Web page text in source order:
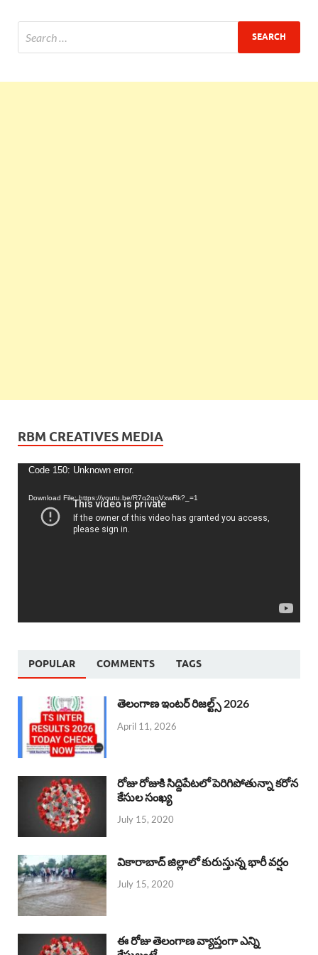
RBM CREATIVES MEDIA
Video
Code 150: Unknown error.
Download File: https://youtu.be/R7o2qoVxwRk?_=1
POPULAR COMMENTS TAGS
తెలంగాణ ఇంటర్ రిజల్ట్స్ 2026
April 11, 2026
రోజు రోజుకి సిద్దిపేటలో పెరిగిపోతున్నా కరోన
కేసుల సంఖ్య
July 15, 2020
వికారాబాద్ జిల్లాలో కురుస్తున్న భారీ వర్షం
July 15, 2020
ఈ రోజు తెలంగాణ వ్యాప్తంగా ఎన్ని